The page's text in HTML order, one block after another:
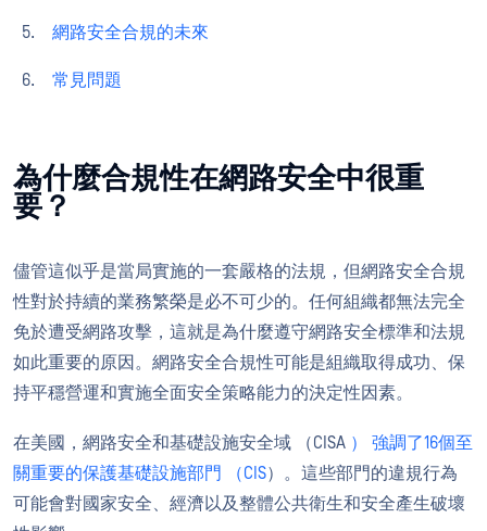
網路安全合規的未來
常見問題
為什麼合規性在網路安全中很重
要？
儘管這似乎是當局實施的一套嚴格的法規，但網路安全合規
性對於持續的業務繁榮是必不可少的。任何組織都無法完全
免於遭受網路攻擊，這就是為什麼遵守網路安全標準和法規
如此重要的原因。網路安全合規性可能是組織取得成功、保
持平穩營運和實施全面安全策略能力的決定性因素。
在美國，網路安全和基礎設施安全域 （CISA ） 強調了16個至
關重要的保護基礎設施部門 （CIS）。這些部門的違規行為
可能會對國家安全、經濟以及整體公共衛生和安全產生破壞